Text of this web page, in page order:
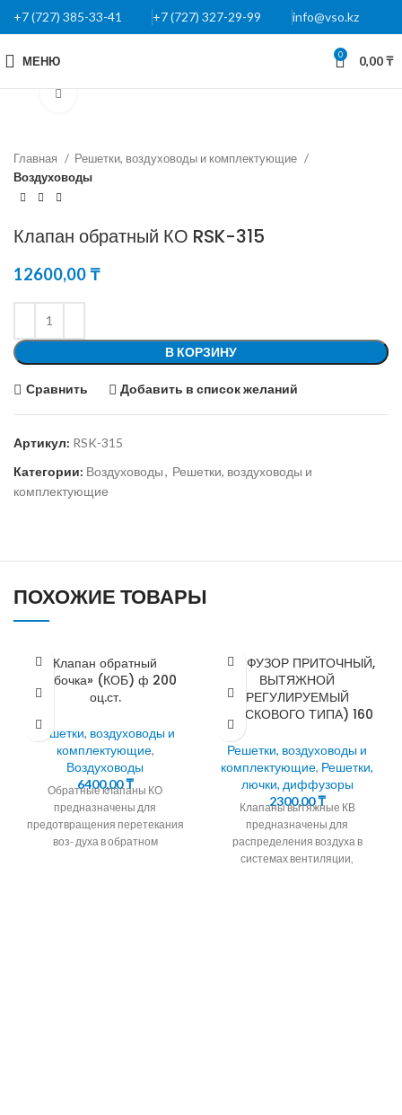
+7 (727) 385-33-41 +7 (727) 327-29-99 info@vso.kz
МЕНЮ 0 0,00₸
Главная
Решетки, воздуховоды и комплектующие
Воздуховоды
Клапан обратный КО RSK-315
12600,00₸
В КОРЗИНУ
Сравнить Добавить в список желаний
Артикул: RSK-315
Категории: Воздуховоды, Решетки, воздуховоды и
комплектующие
ПОХОЖИЕ ТОВАРЫ
Клапан обратный
«бабочка» (КОБ) ф 200
оц.ст.
Решетки, воздуховоды и
комплектующие,
Воздуховоды
6400,00₸
Обратные клапаны КО
предназначены для
предотвращения перетекания
воз- духа в обратном
ДИФФУЗОР ПРИТОЧНЫЙ,
ВЫТЯЖНОЙ
РЕГУЛИРУЕМЫЙ
(ДИСКОВОГО ТИПА) 160
Решетки, воздуховоды и
комплектующие, Решетки,
лючки, диффузоры
2300,00₸
Клапаны вытяжные КВ
предназначены для
распределения воздуха в
системах вентиляции,